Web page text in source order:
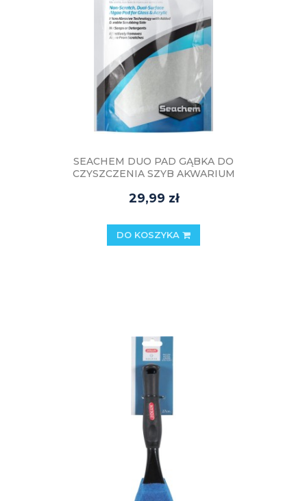
SEACHEM DUO PAD GĄBKA DO
CZYSZCZENIA SZYB AKWARIUM
29,99 zł
DO KOSZYKA